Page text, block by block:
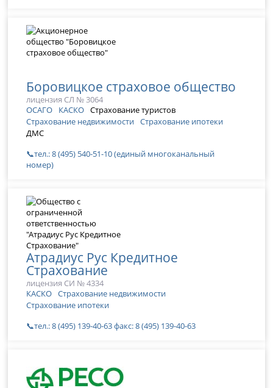
Боровицкое страховое общество
лицензия СЛ № 3064
ОСАГО
КАСКО Страхование туристов
Страхование недвижимости Страхование ипотеки
ДМС
📞тел.: 8 (495) 540-51-10 (единый многоканальный
номер)
Атрадиус Рус Кредитное
Страхование
лицензия СИ № 4334
КАСКО Страхование недвижимости
Страхование ипотеки
📞тел.: 8 (495) 139-40-63 факс: 8 (495) 139-40-63